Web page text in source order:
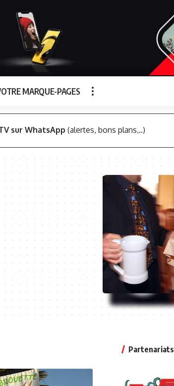
MARQUE-PAGES
sur WhatsApp (alertes, bons plans,..)
Partenariats